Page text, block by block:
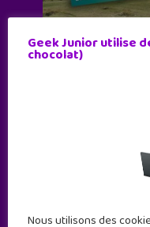
Geek Junior utilise
chocolat)
Nous utilisons des